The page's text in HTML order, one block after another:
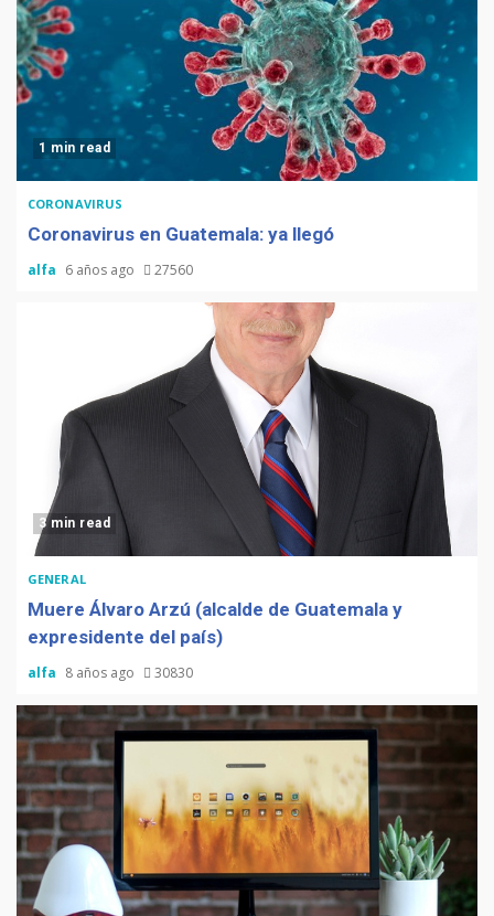
1 min read
CORONAVIRUS
Coronavirus en Guatemala: ya llegó
alfa 6 años ago 27560
3 min read
GENERAL
Muere Álvaro Arzú (alcalde de Guatemala y
expresidente del país)
alfa 8 años ago 30830